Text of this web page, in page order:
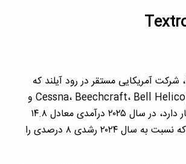
Textron Aviation، شرکت آمریکایی مستقر در رود آیلند که
برندهایی مانند Cessna، Beechcraft، Bell Helicopter و
Pipistrel را در اختیار دارد، در سال ۲۰۲۵ درآمدی معادل ۱۴.۸
میلیارد دلار ثبت کرد که نسبت به سال ۲۰۲۴ رشدی ۸ درصدی را